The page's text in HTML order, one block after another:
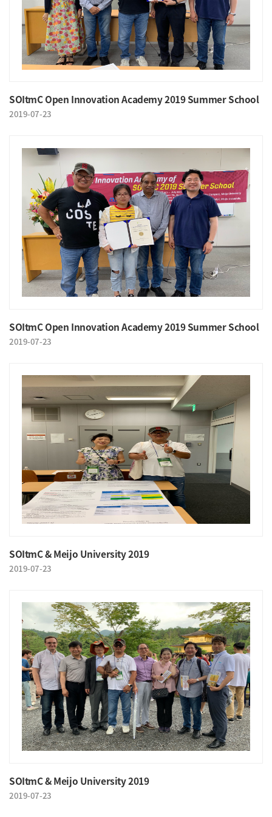
SOItmC Open Innovation Academy 2019 Summer School
2019-07-23
SOItmC Open Innovation Academy 2019 Summer School
2019-07-23
SOItmC & Meijo University 2019
2019-07-23
SOItmC & Meijo University 2019
2019-07-23